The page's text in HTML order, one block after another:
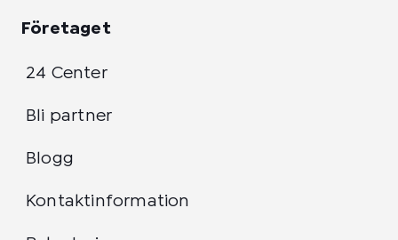
Företaget
24 Center
Bli partner
Blogg
Kontaktinformation